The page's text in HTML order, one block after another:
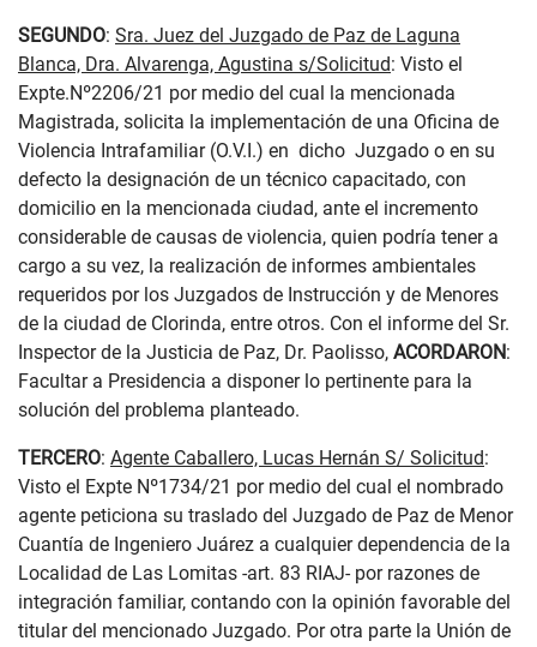
SEGUNDO: Sra. Juez del Juzgado de Paz de Laguna
Blanca, Dra. Alvarenga, Agustina s/Solicitud: Visto el
Expte.Nº2206/21 por medio del cual la mencionada
Magistrada, solicita la implementación de una Oficina de
Violencia Intrafamiliar (O.V.I.) en dicho Juzgado o en su
defecto la designación de un técnico capacitado, con
domicilio en la mencionada ciudad, ante el incremento
considerable de causas de violencia, quien podría tener a
cargo a su vez, la realización de informes ambientales
requeridos por los Juzgados de Instrucción y de Menores
de la ciudad de Clorinda, entre otros. Con el informe del Sr.
Inspector de la Justicia de Paz, Dr. Paolisso, ACORDARON:
Facultar a Presidencia a disponer lo pertinente para la
solución del problema planteado.
TERCERO: Agente Caballero, Lucas Hernán S/ Solicitud:
Visto el Expte Nº1734/21 por medio del cual el nombrado
agente peticiona su traslado del Juzgado de Paz de Menor
Cuantía de Ingeniero Juárez a cualquier dependencia de la
Localidad de Las Lomitas -art. 83 RIAJ- por razones de
integración familiar, contando con la opinión favorable del
titular del mencionado Juzgado. Por otra parte la Unión de